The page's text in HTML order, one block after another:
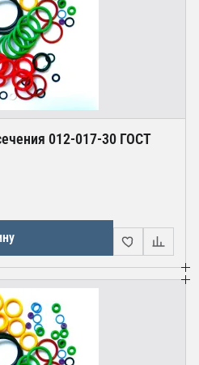
012-017-30 ГОСТ